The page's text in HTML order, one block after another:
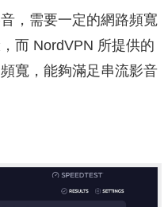
，需要一定的網路頻寬
而 NordVPN 所提供的
寬，能夠滿足串流影音